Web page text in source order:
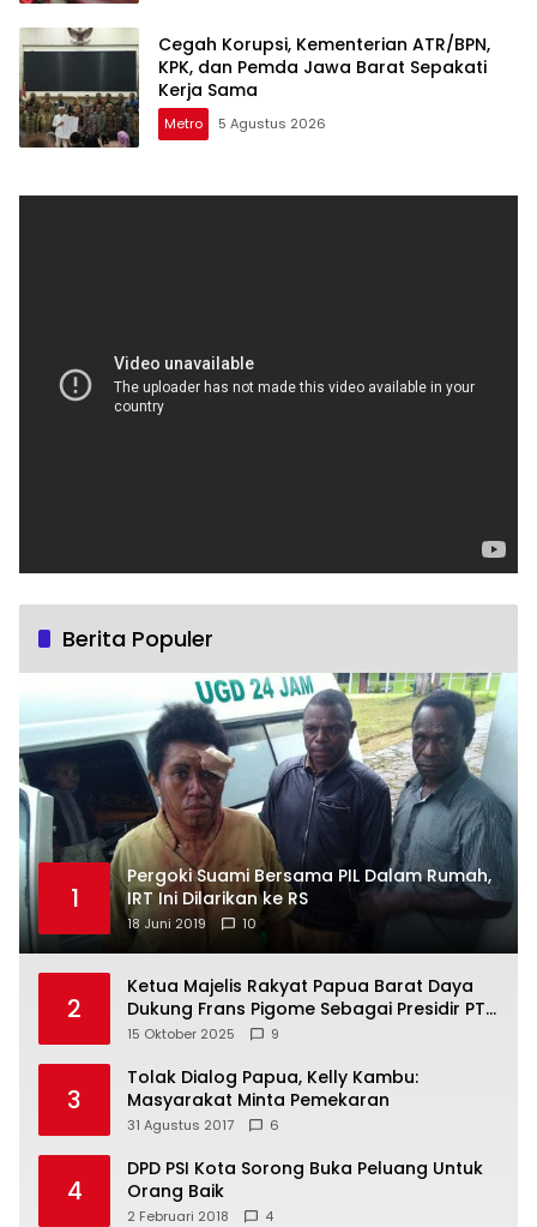
Cegah Korupsi, Kementerian ATR/BPN,
KPK, dan Pemda Jawa Barat Sepakati
Kerja Sama
Metro 5 Agustus 2026
Berita Populer
1
Pergoki Suami Bersama PIL Dalam Rumah,
IRT Ini Dilarikan ke RS
18 Juni 2019 10
2
Ketua Majelis Rakyat Papua Barat Daya
Dukung Frans Pigome Sebagai Presidir PT
Freeport Indonesia
15 Oktober 2025 9
3
Tolak Dialog Papua, Kelly Kambu:
Masyarakat Minta Pemekaran
31 Agustus 2017 6
4
DPD PSI Kota Sorong Buka Peluang Untuk
Orang Baik
2 Februari 2018 4